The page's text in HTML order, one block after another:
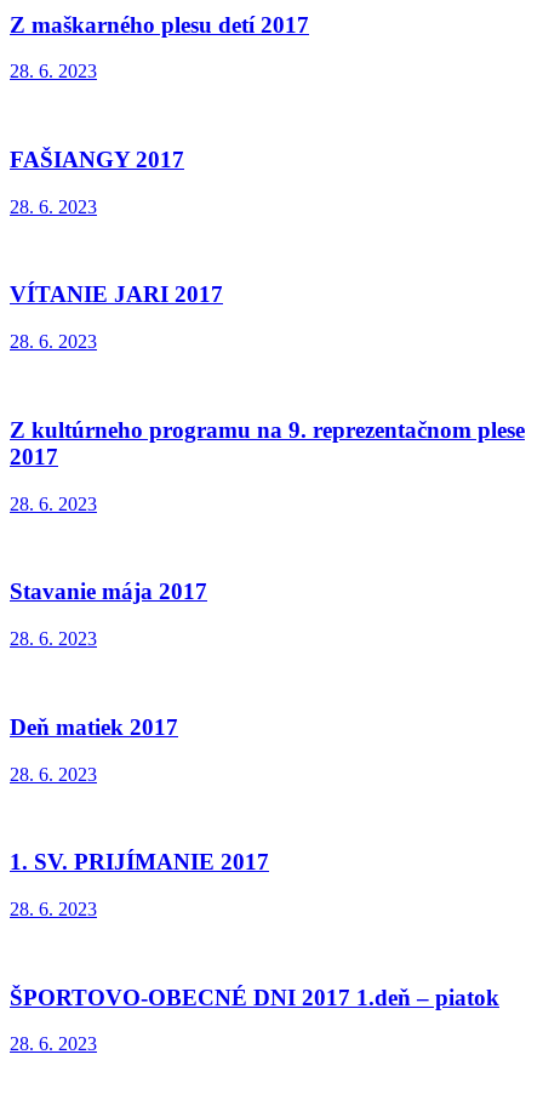
Z maškarného plesu detí 2017
28. 6. 2023
FAŠIANGY 2017
28. 6. 2023
VÍTANIE JARI 2017
28. 6. 2023
Z kultúrneho programu na 9. reprezentačnom plese
2017
28. 6. 2023
Stavanie mája 2017
28. 6. 2023
Deň matiek 2017
28. 6. 2023
1. SV. PRIJÍMANIE 2017
28. 6. 2023
ŠPORTOVO-OBECNÉ DNI 2017 1.deň – piatok
28. 6. 2023